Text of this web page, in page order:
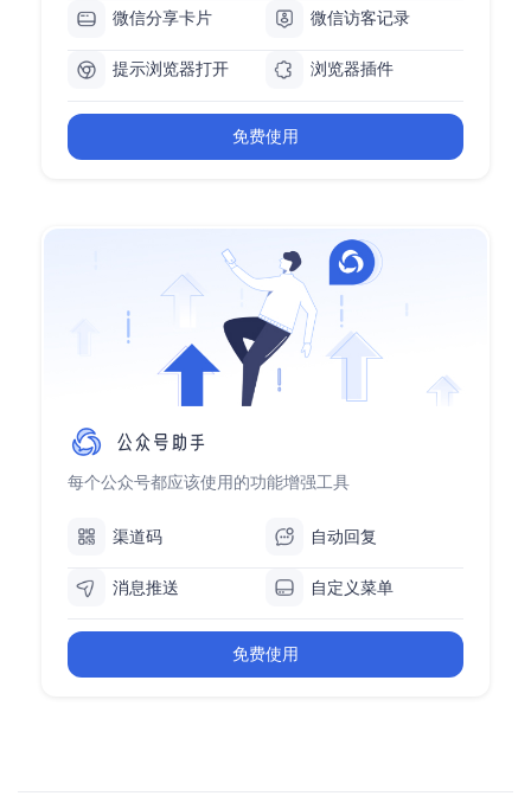
微信分享卡片 微信访客记录
提示浏览器打开 浏览器插件
免费使用
每个公众号都应该使用的功能增强工具
渠道码 自动回复
消息推送 自定义菜单
免费使用